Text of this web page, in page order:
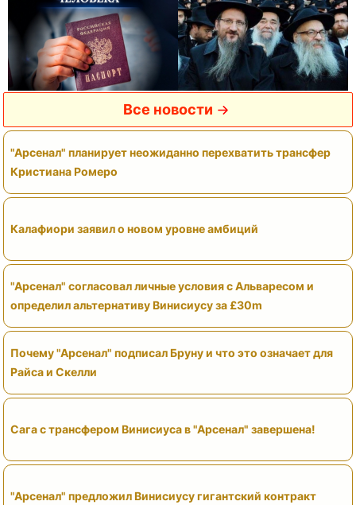
Все новости
"Арсенал" планирует неожиданно перехватить трансфер
Кристиана Ромеро
Калафиори заявил о новом уровне амбиций
"Арсенал" согласовал личные условия с Альваресом и
определил альтернативу Винисиусу за £30m
Почему "Арсенал" подписал Бруну и что это означает для
Райса и Скелли
Сага с трансфером Винисиуса в "Арсенал" завершена!
"Арсенал" предложил Винисиусу гигантский контракт